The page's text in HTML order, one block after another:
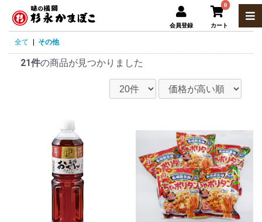
会員登録
0
カート
全て その他
21件の商品が見つかりました